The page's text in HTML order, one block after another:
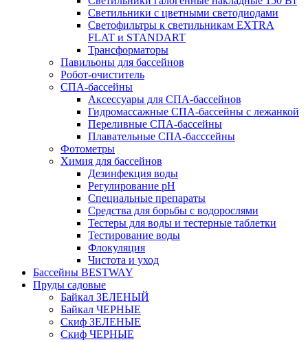
Светильники с цветными светодиодами
Светофильтры к светильникам EXTRA
FLAT и STANDART
Трансформаторы
Павильоны для бассейнов
Робот-очиститель
СПА-бассейны
Аксессуары для СПА-бассейнов
Гидромассажные СПА-бассейны с лежанкой
Переливные СПА-бассейны
Плавательные СПА-басссейны
Фотометры
Химия для бассейнов
Дезинфекция воды
Регулирование pH
Специальные препараты
Средства для борьбы с водорослями
Тестеры для воды и тестерные таблетки
Тестирование воды
Флокуляция
Чистота и уход
Бассейны BESTWAY
Пруды садовые
Байкал ЗЕЛЕНЫЙ
Байкал ЧЕРНЫЕ
Скиф ЗЕЛЕНЫЕ
Скиф ЧЕРНЫЕ